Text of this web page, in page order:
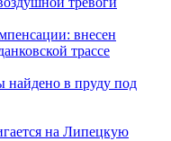
внесен
трассе
найдено в пруду под
на Липецкую